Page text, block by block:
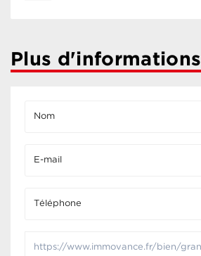
Plus d'informations